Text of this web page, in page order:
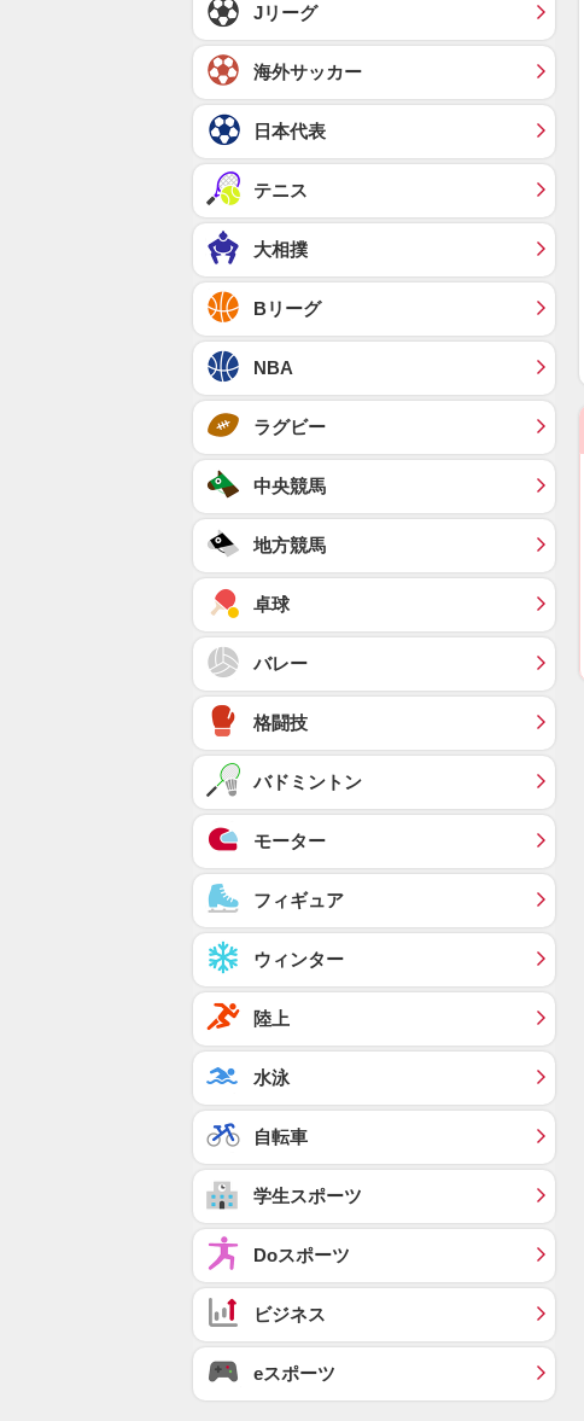
Jリーグ
海外サッカー
日本代表
テニス
大相撲
Bリーグ
NBA
ラグビー
中央競馬
地方競馬
卓球
バレー
格闘技
バドミントン
モーター
フィギュア
ウィンター
陸上
水泳
自転車
学生スポーツ
Doスポーツ
ビジネス
eスポーツ